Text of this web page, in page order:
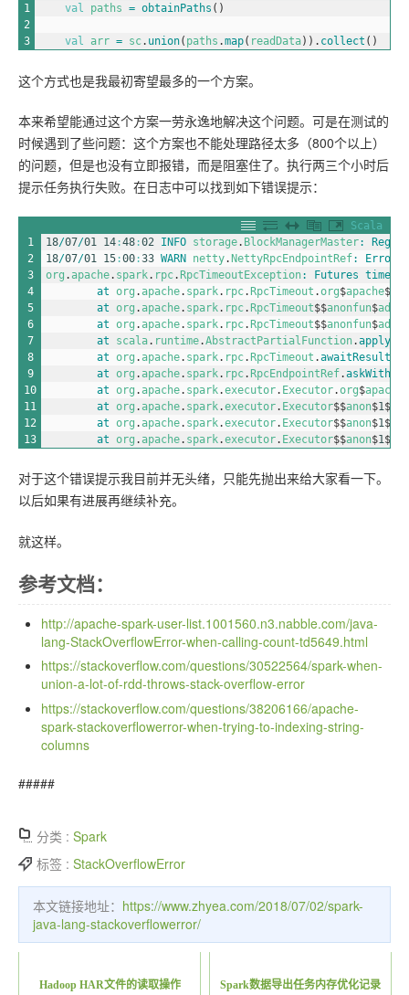
1
2
3
val paths = obtainPaths ( )
val arr = sc. union( paths .map( readData) ) . collect ( )
这个方式也是我最初寄望最多的一个方案。
本来希望能通过这个方案一劳永逸地解决这个问题。可是在测试的
时候遇到了些问题：这个方案也不能处理路径太多（800个以上）
的问题，但是也没有立即报错，而是阻塞住了。执行两三个小时后
提示任务执行失败。在日志中可以找到如下错误提示：
Scala
1
2
3
4
5
6
7
8
9
10
11
12
13
18/07/01 14 :48 :02 INFO storage. BlockManagerMaster:
18/07/01 15:00:33 WARN netty. NettyRpcEndpointRef: Error
org . apache. spark. rpc. RpcTimeoutException: Futures timed
at org .apache. spark. rpc. RpcTimeout .org$apache$
at org . apache. spark. rpc. RpcTimeout$$anonfun$
at org .apache. spark. rpc. RpcTimeout$$anonfun$
at scala. runtime.AbstractPartialFunction.apply
at org .apache. spark. rpc. RpcTimeout .awaitResult
at org . apache. spark. rpc. RpcEndpointRef.
at org .apache. spark.executor. Executor.org$apache
at org . apache. spark.executor. Executor$$anon$1$
at org .apache. spark.executor. Executor$$anon$1$
at org . apache. spark.executor. Executor$$anon$1$
对于这个错误提示我目前并无头绪，只能先抛出来给大家看一下。
以后如果有进展再继续补充。
就这样。
参考文档：
http://apache-spark-user-list.1001560.n3.nabble.com/java-
lang-StackOverflowError-when-calling-count-td5649.html
https://stackoverflow.com/questions/30522564/spark-when-
union-a-lot-of-rdd-throws-stack-overflow-error
https://stackoverflow.com/questions/38206166/apache-
spark-stackoverflowerror-when-trying-to-indexing-string-
columns
#####
分类 : Spark
标签 : StackOverflowError
本文链接地址： https://www.zhyea.com/2018/07/02/spark-
java-lang-stackoverflowerror/
Hadoop HAR文件的读取操作 Spark数据导出任务内存优化记录